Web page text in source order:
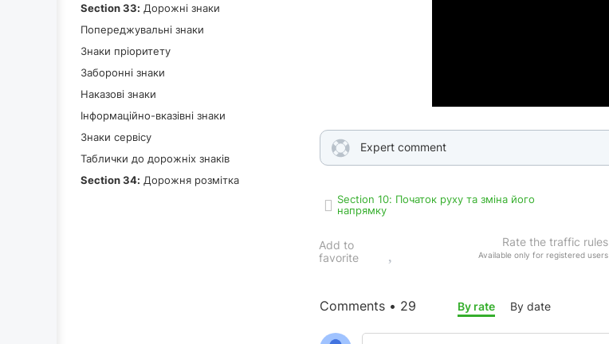
Section 33: Дорожні знаки
Попереджувальні знаки
Знаки пріоритету
Заборонні знаки
Наказові знаки
Інформаційно-вказівні знаки
Знаки сервісу
Таблички до дорожніх знаків
Section 34: Дорожня розмітка
Expert comment
Section 10: Початок руху та зміна його
напрямку
Rate the traffic rules
Available only for registered users
Add to
favorite
Comments • 29 By rate By date